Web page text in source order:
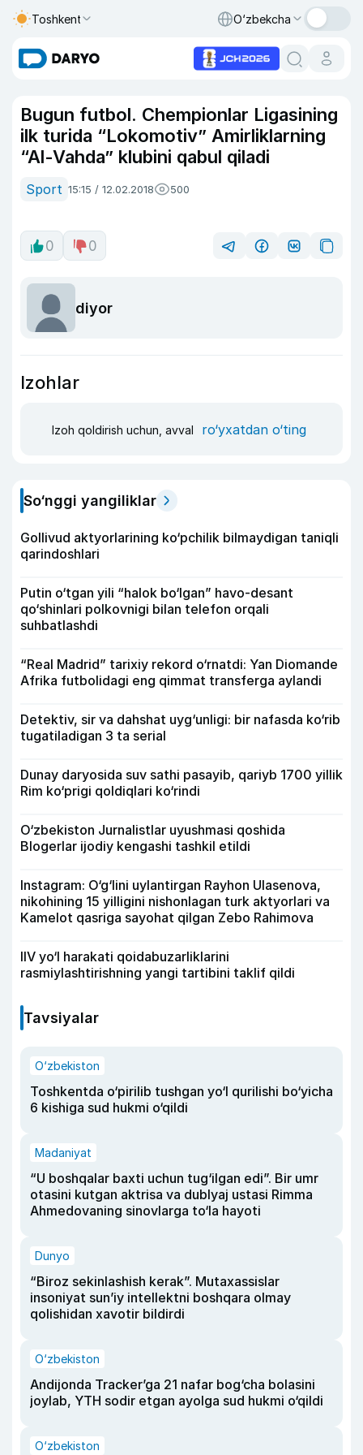
Toshkent O‘zbekcha
Bugun futbol. Chempionlar Ligasining
ilk turida “Lokomotiv” Amirliklarning
“Al-Vahda” klubini qabul qiladi
Sport 15:15 / 12.02.2018 500
0 0
diyor
Izohlar
Izoh qoldirish uchun, avval ro‘yxatdan o‘ting
So‘nggi yangiliklar
Gollivud aktyorlarining ko‘pchilik bilmaydigan taniqli
qarindoshlari
Putin o‘tgan yili “halok bo‘lgan” havo-desant
qo‘shinlari polkovnigi bilan telefon orqali
suhbatlashdi
“Real Madrid” tarixiy rekord o‘rnatdi: Yan Diomande
Afrika futbolidagi eng qimmat transferga aylandi
Detektiv, sir va dahshat uyg‘unligi: bir nafasda ko‘rib
tugatiladigan 3 ta serial
Dunay daryosida suv sathi pasayib, qariyb 1700 yillik
Rim ko‘prigi qoldiqlari ko‘rindi
O‘zbekiston Jurnalistlar uyushmasi qoshida
Blogerlar ijodiy kengashi tashkil etildi
Instagram: O‘g‘lini uylantirgan Rayhon Ulasenova,
nikohining 15 yilligini nishonlagan turk aktyorlari va
Kamelot qasriga sayohat qilgan Zebo Rahimova
IIV yo‘l harakati qoidabuzarliklarini
rasmiylashtirishning yangi tartibini taklif qildi
Tavsiyalar
O‘zbekiston
Toshkentda o‘pirilib tushgan yo‘l qurilishi bo‘yicha
6 kishiga sud hukmi o‘qildi
Madaniyat
“U boshqalar baxti uchun tug‘ilgan edi”. Bir umr
otasini kutgan aktrisa va dublyaj ustasi Rimma
Ahmedovaning sinovlarga to‘la hayoti
Dunyo
“Biroz sekinlashish kerak”. Mutaxassislar
insoniyat sun’iy intellektni boshqara olmay
qolishidan xavotir bildirdi
O‘zbekiston
Andijonda Tracker’ga 21 nafar bog‘cha bolasini
joylab, YTH sodir etgan ayolga sud hukmi o‘qildi
O‘zbekiston